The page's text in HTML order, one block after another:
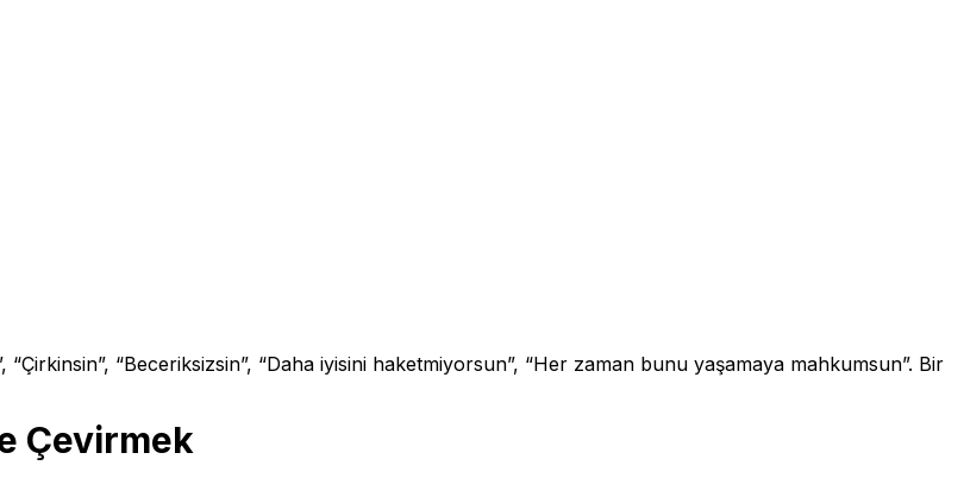
“Çirkinsin”, “Beceriksizsin”, “Daha iyisini haketmiyorsun”, “Her zaman bunu yaşamaya mahkumsun”. Bir
Çevirmek